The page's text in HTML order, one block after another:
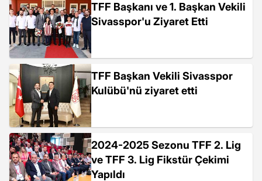
TFF Başkanı ve 1. Başkan Vekili
Sivasspor'u Ziyaret Etti
TFF Başkan Vekili Sivasspor
Kulübü'nü ziyaret etti
2024-2025 Sezonu TFF 2. Lig
ve TFF 3. Lig Fikstür Çekimi
Yapıldı